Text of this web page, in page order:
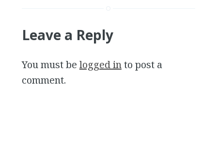
Leave a Reply
You must be logged into post a
comment.